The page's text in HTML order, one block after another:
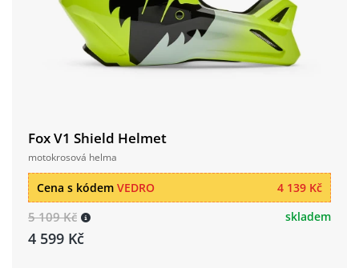
Fox V1 Shield Helmet
motokrosová helma
4 139 Kč
Cena s kódem VEDRO
5 109 Kč
4 599 Kč
skladem